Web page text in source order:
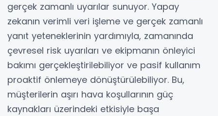
gerçek zamanlı uyarılar sunuyor. Yapay
zekanın verimli veri işleme ve gerçek zamanlı
yanıt yeteneklerinin yardımıyla, zamanında
çevresel risk uyarıları ve ekipmanın önleyici
bakımı gerçekleştirilebiliyor ve pasif kullanım
proaktif önlemeye dönüştürülebiliyor. Bu,
müşterilerin aşırı hava koşullarının güç
kaynakları üzerindeki etkisiyle başa